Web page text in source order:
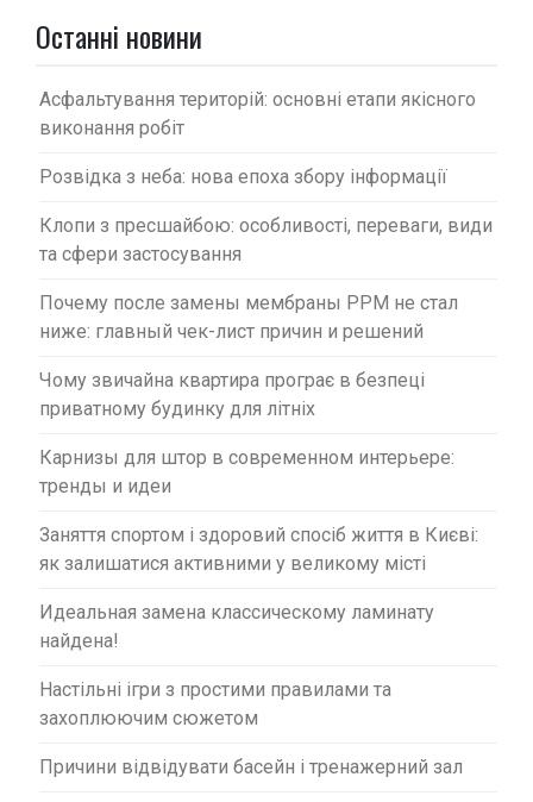
Останні новини
Асфальтування територій: основні етапи якісного
виконання робіт
Розвідка з неба: нова епоха збору інформації
Клопи з пресшайбою: особливості, переваги, види
та сфери застосування
Почему после замены мембраны PPM не стал
ниже: главный чек-лист причин и решений
Чому звичайна квартира програє в безпеці
приватному будинку для літніх
Карнизы для штор в современном интерьере:
тренды и идеи
Заняття спортом і здоровий спосіб життя в Києві:
як залишатися активними у великому місті
Идеальная замена классическому ламинату
найдена!
Настільні ігри з простими правилами та
захоплюючим сюжетом
Причини відвідувати басейн і тренажерний зал